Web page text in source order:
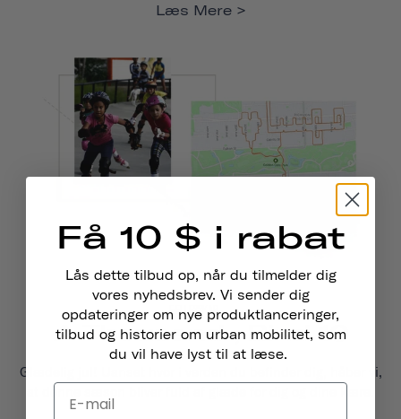
Læs Mere
FÆLLESSKAB
A Thousand , Bind 10
Glædelig jul! Uanset hvor i verden du befinder dig, håber vi,
at denne sæson bliver fuld af glæde for dig og dine kære.
Få 10 $ i rabat
Lås dette tilbud op, når du tilmelder dig
vores nyhedsbrev. Vi sender dig
opdateringer om nye produktlanceringer,
tilbud og historier om urban mobilitet, som
du vil have lyst til at læse.